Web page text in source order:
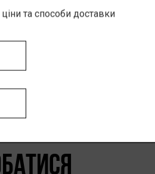
— 5–7 робочих днів.
та способи доставки